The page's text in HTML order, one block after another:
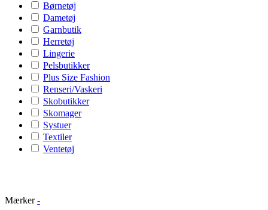
Børnetøj
Dametøj
Garnbutik
Herretøj
Lingerie
Pelsbutikker
Plus Size Fashion
Renseri/Vaskeri
Skobutikker
Skomager
Systuer
Textiler
Ventetøj
Mærker -